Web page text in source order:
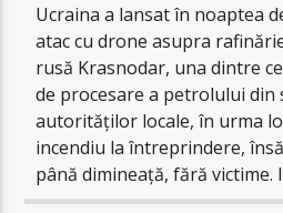
Ucraina a lansat în noaptea
atac cu drone asupra
rusă Krasnodar, una dintre
de procesare a petrolului din
autorităților locale, în urma
incendiu la întreprindere,
până dimineață, fără victime.